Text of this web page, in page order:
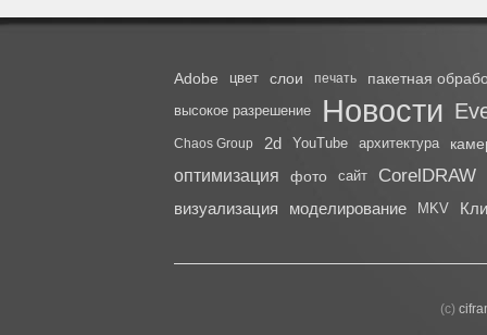
Adobe цвет слои печать пакетная
высокое разрешение Новости
Chaos Group 2d YouTube архитектура
оптимизация фото сайт CorelDRAW
визуализация моделирование MKV
(с)